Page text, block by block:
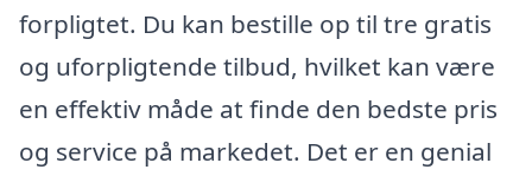
forpligtet. Du kan bestille op til tre gratis
og uforpligtende tilbud, hvilket kan være
en effektiv måde at finde den bedste pris
og service på markedet. Det er en genial